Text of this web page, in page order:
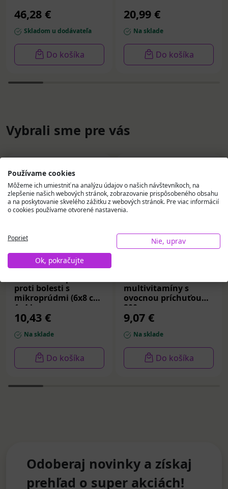
46,28 €
Skladom u dodávateľa
Do košíka
20,99 €
Na sklade
Do košíka
Vybrali sme pre vás
proti bolesti s
mikroprúdmi (6x8 cm)
1x4 ks
10,43 €
Na sklade
Do košíka
multivitamíny s
ovocnou príchuťou
200 g
9,07 €
Na sklade
Do košíka
Odoberaj novinky a získaj
prehľad o super akciách!
Používame cookies
Môžeme ich umiestniť na analýzu údajov o našich návštevníkoch, na
zlepšenie našich webových stránok, zobrazovanie prispôsobeného obsahu
a na poskytovanie skvelého zážitku z webových stránok. Pre viac informácií
o cookies používame otvorené nastavenia.
Poprieť
Nie, uprav
Ok, pokračujte